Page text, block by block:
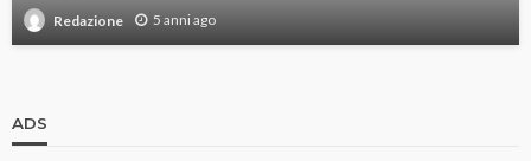
Redazione 5 anni ago
ADS